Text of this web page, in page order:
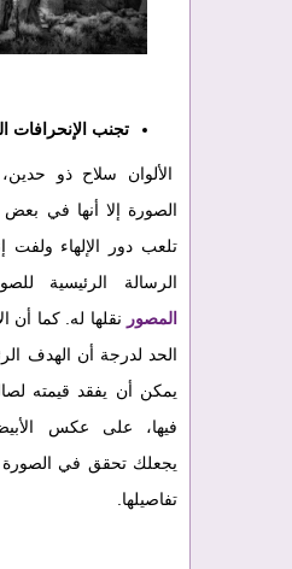
تجنب الإنحرافات
الألوان سلاح ذو
الصورة إلا أنها في بعض
تلعب دور الإلهاء ولفت
الرسالة الرئيسية
المصور نقلها له. كما أن
الحد لدرجة أن الهدف
يمكن أن يفقد قيمته
فيها، على عكس
يجعلك تحقق في الصورة
تفاصيلها.